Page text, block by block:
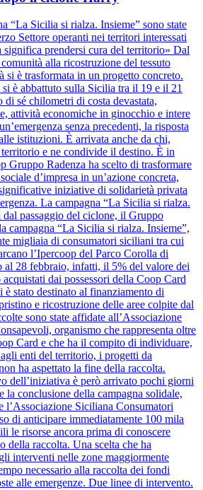
“La Sicilia si rialza. Insieme” sono state
Settore operanti nei territori interessati
significa prendersi cura del territorio» Dal
alla ricostruzione del tessuto
si è trasformata in un progetto concreto.
è abbattuto sulla Sicilia tra il 19 e il 21
di sé chilometri di costa devastata,
attività economiche in ginocchio e intere
senza precedenti, la risposta
istituzioni. È arrivata anche da chi,
e ne condivide il destino. È in
Gruppo Radenza ha scelto di trasformare
d’impresa in un’azione concreta,
iniziative di solidarietà privata
La campagna “La Sicilia si rialza.
passaggio del ciclone, il Gruppo
campagna “La Sicilia si rialza. Insieme”,
migliaia di consumatori siciliani tra cui
l’Ipercoop del Parco Corolla di
al 28 febbraio, infatti, il 5% del valore dei
dai possessori della Coop Card
stato destinato al finanziamento di
e ricostruzione delle aree colpite dal
sono state affidate all’Associazione
organismo che rappresenta oltre
Card e che ha il compito di individuare,
enti del territorio, i progetti da
ha aspettato la fine della raccolta.
dell’iniziativa è però arrivato pochi giorni
la conclusione della campagna solidale,
l’Associazione Siciliana Consumatori
di anticipare immediatamente 100 mila
le risorse ancora prima di conoscere
della raccolta. Una scelta che ha
interventi nelle zone maggiormente
necessario alla raccolta dei fondi
alle emergenze. Due linee di intervento.